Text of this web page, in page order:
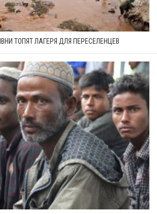
ТОПЯТ ЛАГЕРЯ ДЛЯ ПЕРЕСЕЛЕНЦЕВ